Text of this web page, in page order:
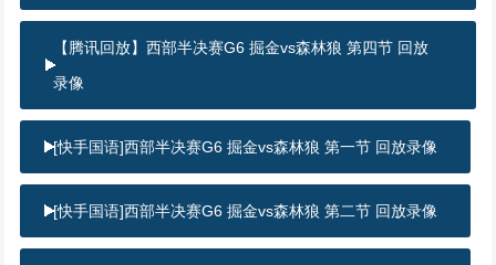
【腾讯回放】西部半决赛G6 掘金vs森林狼 第四节 回放
录像
[快手国语]西部半决赛G6 掘金vs森林狼 第一节 回放录像
[快手国语]西部半决赛G6 掘金vs森林狼 第二节 回放录像